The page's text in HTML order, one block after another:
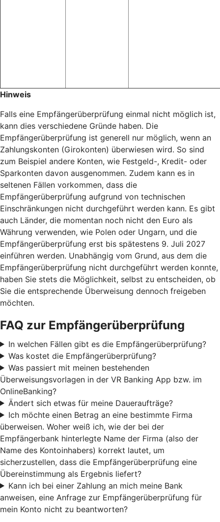
Hinweis
Falls eine Empfängerüberprüfung einmal nicht möglich ist,
kann dies verschiedene Gründe haben. Die
Empfängerüberprüfung ist generell nur möglich, wenn an
Zahlungskonten (Girokonten) überwiesen wird. So sind
zum Beispiel andere Konten, wie Festgeld-, Kredit- oder
Sparkonten davon ausgenommen. Zudem kann es in
seltenen Fällen vorkommen, dass die
Empfängerüberprüfung aufgrund von technischen
Einschränkungen nicht durchgeführt werden kann. Es gibt
auch Länder, die momentan noch nicht den Euro als
Währung verwenden, wie Polen oder Ungarn, und die
Empfängerüberprüfung erst bis spätestens 9. Juli 2027
einführen werden. Unabhängig vom Grund, aus dem die
Empfängerüberprüfung nicht durchgeführt werden konnte,
haben Sie stets die Möglichkeit, selbst zu entscheiden, ob
Sie die entsprechende Überweisung dennoch freigeben
möchten.
FAQ zur Empfängerüberprüfung
In welchen Fällen gibt es die Empfängerüberprüfung?
Was kostet die Empfängerüberprüfung?
Was passiert mit meinen bestehenden
Überweisungsvorlagen in der VR Banking App bzw. im
OnlineBanking?
Ändert sich etwas für meine Daueraufträge?
Ich möchte einen Betrag an eine bestimmte Firma
überweisen. Woher weiß ich, wie der bei der
Empfängerbank hinterlegte Name der Firma (also der
Name des Kontoinhabers) korrekt lautet, um
sicherzustellen, dass die Empfängerüberprüfung eine
Übereinstimmung als Ergebnis liefert?
Kann ich bei einer Zahlung an mich meine Bank
anweisen, eine Anfrage zur Empfängerüberprüfung für
mein Konto nicht zu beantworten?